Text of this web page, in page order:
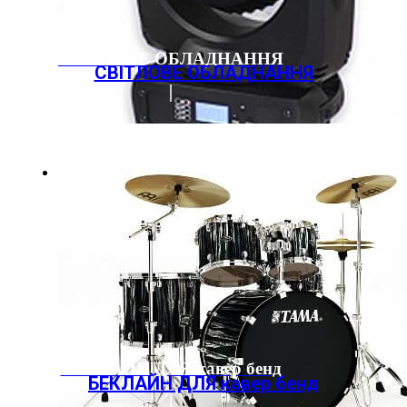
СВІТЛОВЕ ОБЛАДНАННЯ
СВІТЛОВЕ ОБЛАДНАННЯ
БЕКЛАЙН ДЛЯ кавер бенд
БЕКЛАЙН ДЛЯ кавер бенд